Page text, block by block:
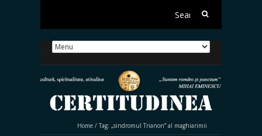
Search
Home / Tag: „sindromul Trianon” al maghiarimii